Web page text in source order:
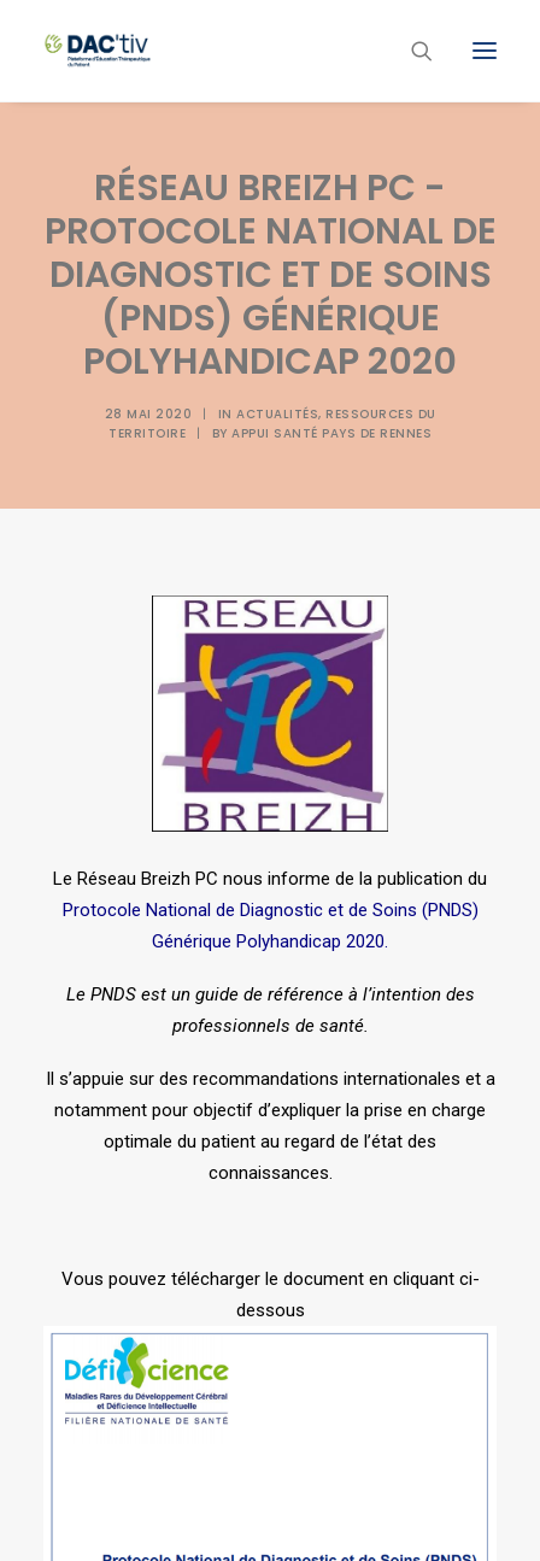
Liste des programmes et actions
Les formations ETP
Contacts
RÉSEAU BREIZH PC -
PROTOCOLE NATIONAL DE
DIAGNOSTIC ET DE SOINS
(PNDS) GÉNÉRIQUE
POLYHANDICAP 2020
28 MAI 2020 | IN ACTUALITÉS, RESSOURCES DU
TERRITOIRE
| BY APPUI SANTÉ PAYS DE RENNES
Le Réseau Breizh PC nous informe de la publication du
Protocole National de Diagnostic et de Soins (PNDS)
Générique Polyhandicap 2020.
Le PNDS est un guide de référence à l’intention des
professionnels de santé.
Il s’appuie sur des recommandations internationales et a
notamment pour objectif d’expliquer la prise en charge
optimale du patient au regard de l’état des
connaissances.
Vous pouvez télécharger le document en cliquant ci-
dessous